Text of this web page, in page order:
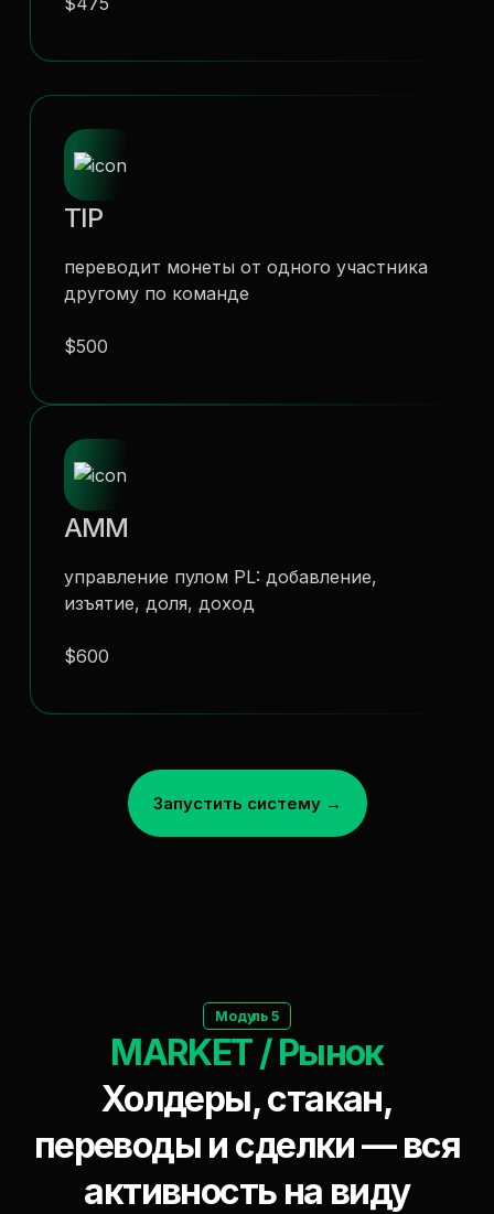
TIP
переводит монеты от одного участника
другому по команде
$500
AMM
управление пулом PL: добавление,
изъятие, доля, доход
$600
Запустить систему →
Модуль 5
MARKET / Рынок
Холдеры, стакан,
переводы и сделки — вся
активность на виду